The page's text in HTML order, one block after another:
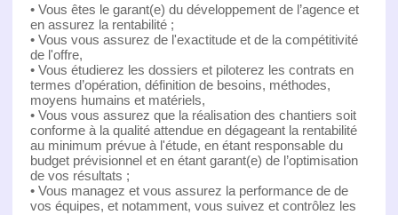
• Vous êtes le garant(e) du développement de l’agence et
en assurez la rentabilité ;
• Vous vous assurez de l'exactitude et de la compétitivité
de l'offre,
• Vous étudierez les dossiers et piloterez les contrats en
termes d’opération, définition de besoins, méthodes,
moyens humains et matériels,
• Vous vous assurez que la réalisation des chantiers soit
conforme à la qualité attendue en dégageant la rentabilité
au minimum prévue à l'étude, en étant responsable du
budget prévisionnel et en étant garant(e) de l’optimisation
de vos résultats ;
• Vous managez et vous assurez la performance de de
vos équipes, et notamment, vous suivez et contrôlez les